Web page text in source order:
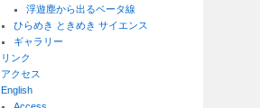
浮遊塵から出るベータ線
ひらめき ときめき サイエンス
ギャラリー
リンク
アクセス
English